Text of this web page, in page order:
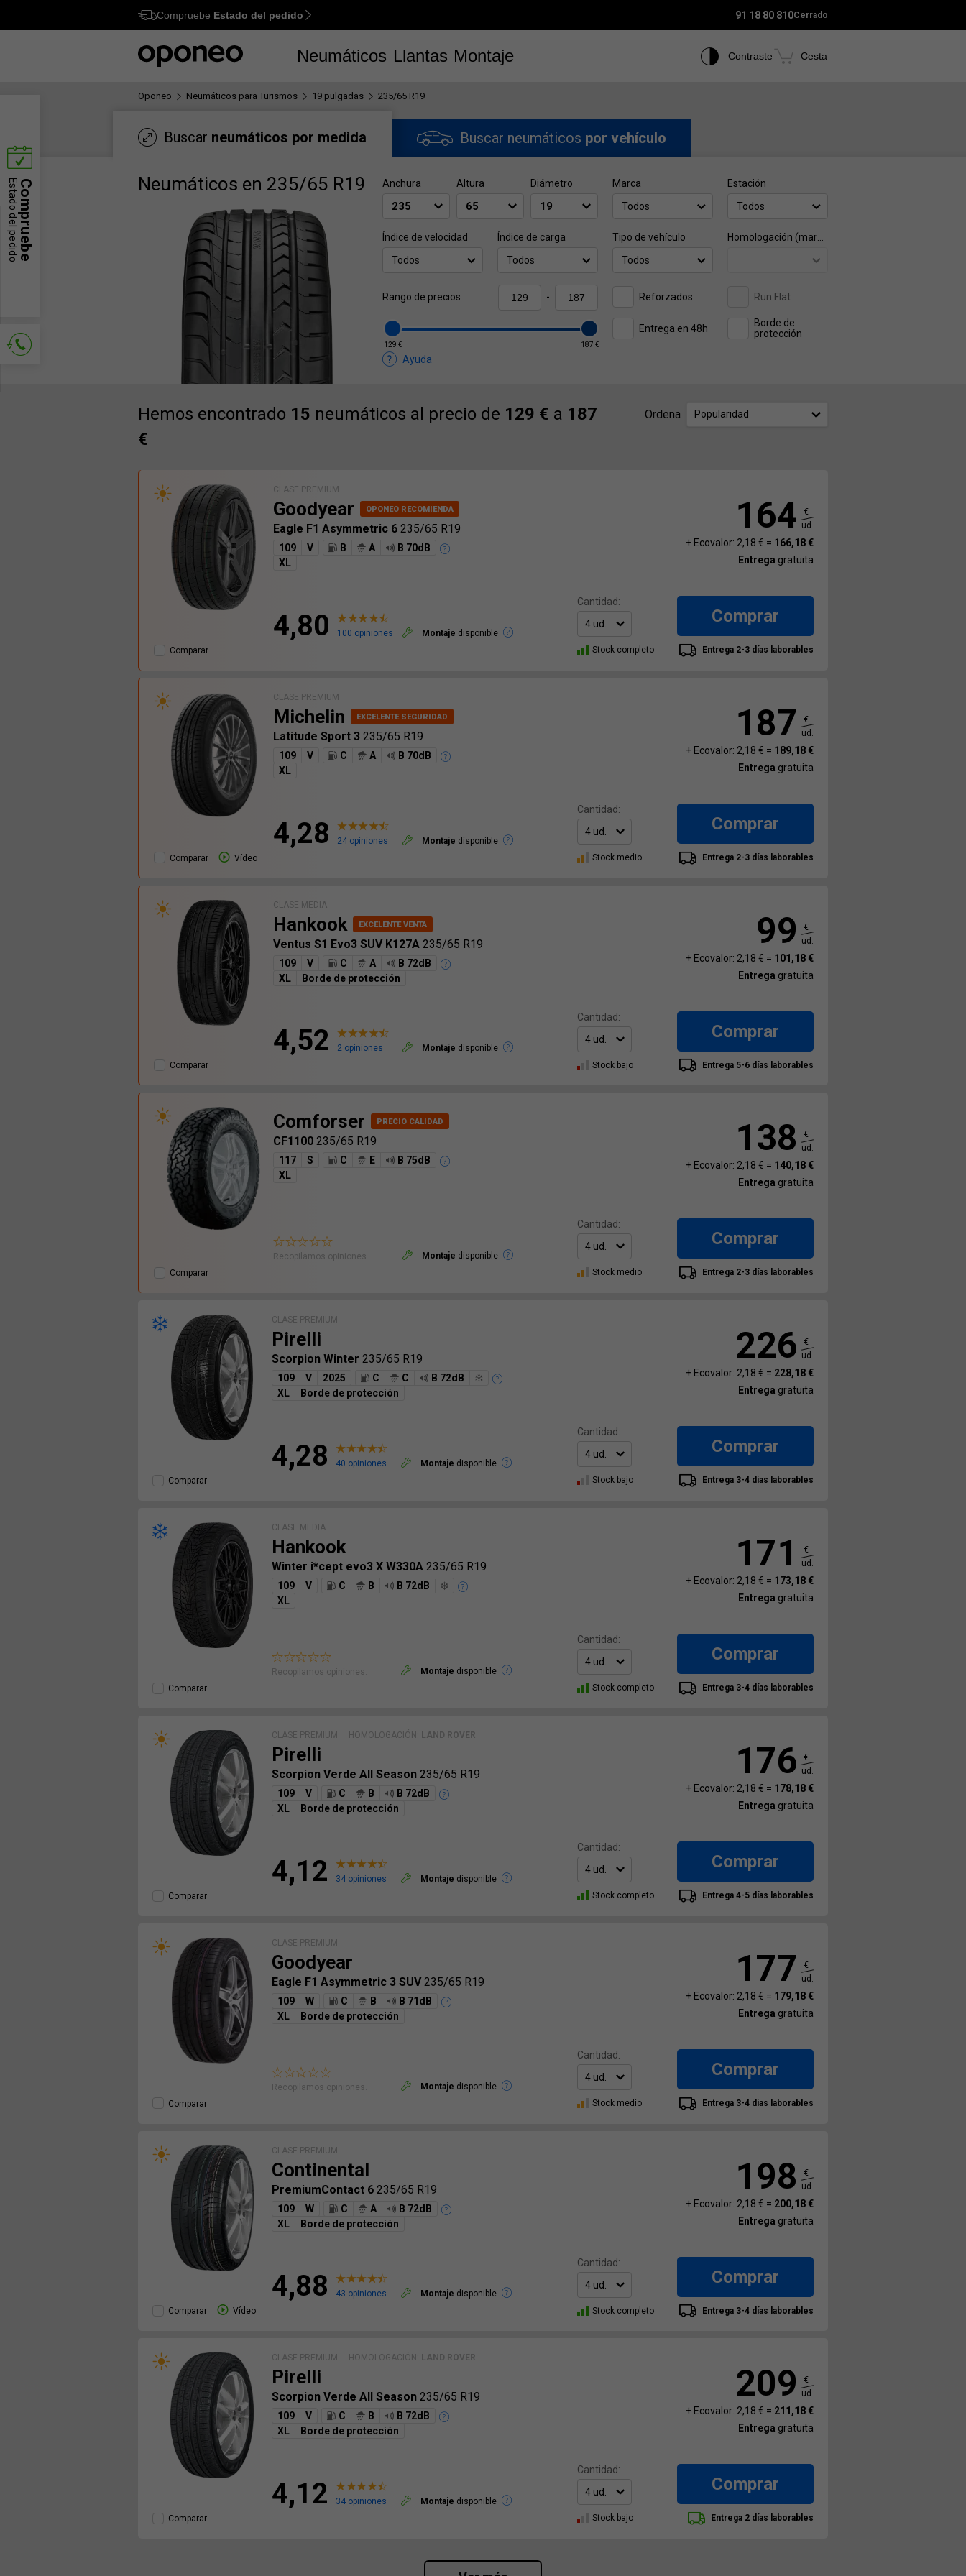
Ctrl M
Compruebe Estado del pedido 91 18 80 810Cerrado
Neumáticos Llantas Montaje Contraste Cesta
Oponeo Neumáticos para Turismos 19 pulgadas 235/65 R19
Buscar neumáticos por medida Buscar neumáticos por vehículo
Neumáticos en 235/65 R19 Anchura Altura Diámetro
Marca
Todos
Estación
Todos
Índice de velocidad
Todos
Índice de carga
Todos
Tipo de vehículo
Todos
Rango de precios -
129 € 187 €
Reforzados Run Flat
Entrega en 48h
Borde de
protección
Ayuda
Hemos encontrado 15 neumáticos al precio de 129 € a 187
€
Ordena Popularidad
CLASE PREMIUM
Goodyear
Eagle F1 Asymmetric 6 235/65 R19
109 V B A
B 70dB
XL
4,80 100 opiniones Montaje disponible
Comparar
164
€
ud.
+ Ecovalor: 2,18 € = 166,18 €
Entrega gratuita
Cantidad:
Comprar
Stock completo Entrega 2-3 días laborables
CLASE PREMIUM
Michelin
Latitude Sport 3 235/65 R19
109 V C A
B 70dB
XL
4,28 24 opiniones Montaje disponible
Comparar
Vídeo
187
€
ud.
+ Ecovalor: 2,18 € = 189,18 €
Entrega gratuita
Cantidad:
Comprar
Stock medio Entrega 2-3 días laborables
CLASE MEDIA
Hankook
Ventus S1 Evo3 SUV K127A 235/65 R19
109 V C A
B 72dB
XL
Borde de protección
4,52 2 opiniones Montaje disponible
Comparar
99
€
ud.
+ Ecovalor: 2,18 € = 101,18 €
Entrega gratuita
Cantidad:
Comprar
Stock bajo Entrega 5-6 días laborables
Comforser
CF1100 235/65 R19
117 S C E
B 75dB
XL
Recopilamos opiniones. Montaje disponible
Comparar
138
€
ud.
+ Ecovalor: 2,18 € = 140,18 €
Entrega gratuita
Cantidad:
Comprar
Stock medio Entrega 2-3 días laborables
CLASE PREMIUM
Pirelli
Scorpion Winter 235/65 R19
109 V 2025 C C
B 72dB
XL
Borde de protección
4,28 40 opiniones Montaje disponible
Comparar
226
€
ud.
+ Ecovalor: 2,18 € = 228,18 €
Entrega gratuita
Cantidad:
Comprar
Stock bajo Entrega 3-4 días laborables
CLASE MEDIA
Hankook
Winter i*cept evo3 X W330A 235/65 R19
109 V C B
B 72dB
XL
Recopilamos opiniones. Montaje disponible
Comparar
171
€
ud.
+ Ecovalor: 2,18 € = 173,18 €
Entrega gratuita
Cantidad:
Comprar
Stock completo Entrega 3-4 días laborables
CLASE PREMIUM HOMOLOGACIÓN: LAND ROVER
Pirelli
Scorpion Verde All Season 235/65 R19
109 V C B
B 72dB
XL
Borde de protección
4,12 34 opiniones Montaje disponible
Comparar
176
€
ud.
+ Ecovalor: 2,18 € = 178,18 €
Entrega gratuita
Cantidad:
Comprar
Stock completo Entrega 4-5 días laborables
CLASE PREMIUM
Goodyear
Eagle F1 Asymmetric 3 SUV 235/65 R19
109 W C B
B 71dB
XL
Borde de protección
Recopilamos opiniones. Montaje disponible
Comparar
177
€
ud.
+ Ecovalor: 2,18 € = 179,18 €
Entrega gratuita
Cantidad:
Comprar
Stock medio Entrega 3-4 días laborables
CLASE PREMIUM
Continental
PremiumContact 6 235/65 R19
109 W C A
B 72dB
XL
Borde de protección
4,88 43 opiniones Montaje disponible
Comparar
Vídeo
198
€
ud.
+ Ecovalor: 2,18 € = 200,18 €
Entrega gratuita
Cantidad:
Comprar
Stock completo Entrega 3-4 días laborables
CLASE PREMIUM HOMOLOGACIÓN: LAND ROVER
Pirelli
Scorpion Verde All Season 235/65 R19
109 V C B
B 72dB
XL
Borde de protección
4,12 34 opiniones Montaje disponible
Comparar
209
€
ud.
+ Ecovalor: 2,18 € = 211,18 €
Entrega gratuita
Cantidad:
Comprar
Stock bajo Entrega 2 días laborables
Compruebe
Estado del pedido